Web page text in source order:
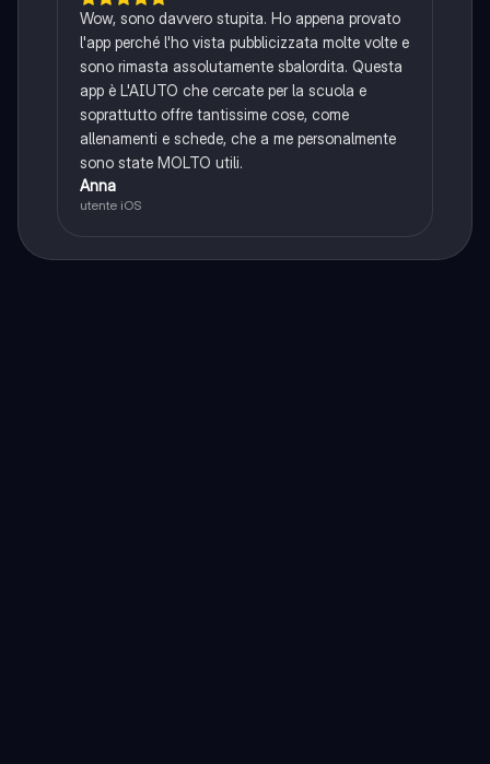
Wow, sono davvero stupita. Ho appena provato
l'app perché l'ho vista pubblicizzata molte volte e
sono rimasta assolutamente sbalordita. Questa
app è L'AIUTO che cercate per la scuola e
soprattutto offre tantissime cose, come
allenamenti e schede, che a me personalmente
sono state MOLTO utili.
Anna
utente iOS